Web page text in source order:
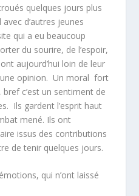
quelques jours plus
d’autres jeunes
qui a eu beaucoup
du sourire, de l’espoir,
aujourd’hui loin de leur
opinion. Un moral fort
c’est un sentiment de
Ils gardent l’esprit haut
mené. Ils ont
issus des contributions
de tenir quelques jours.
qui n’ont laissé